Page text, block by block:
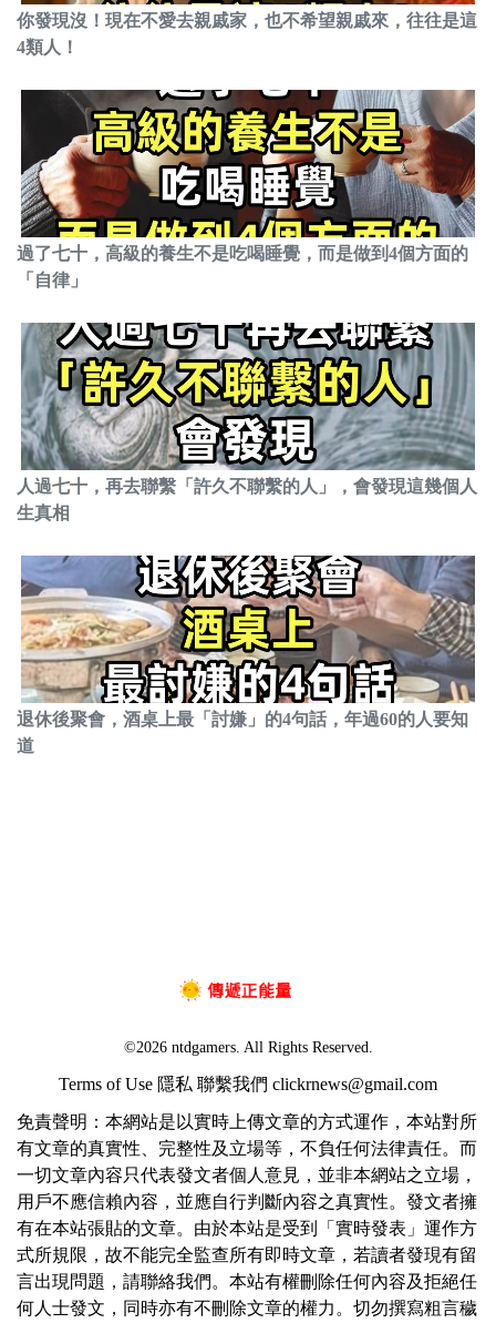
你發現沒！現在不愛去親戚家，也不希望親戚來，往往是這
4類人！
過了七十，高級的養生不是吃喝睡覺，而是做到4個方面的
「自律」
人過七十，再去聯繫「許久不聯繫的人」，會發現這幾個人
生真相
退休後聚會，酒桌上最「討嫌」的4句話，年過60的人要知
道
©2026 ntdgamers. All Rights Reserved.
Terms of Use 隱私 聯繫我們 clickrnews@gmail.com
免責聲明：本網站是以實時上傳文章的方式運作，本站對所
有文章的真實性、完整性及立場等，不負任何法律責任。而
一切文章內容只代表發文者個人意見，並非本網站之立場，
用戶不應信賴內容，並應自行判斷內容之真實性。發文者擁
有在本站張貼的文章。由於本站是受到「實時發表」運作方
式所規限，故不能完全監查所有即時文章，若讀者發現有留
言出現問題，請聯絡我們。本站有權刪除任何內容及拒絕任
何人士發文，同時亦有不刪除文章的權力。切勿撰寫粗言穢